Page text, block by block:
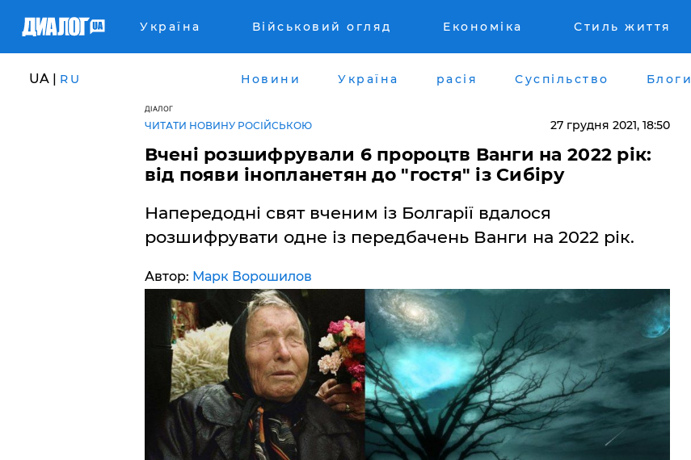
Україна Військовий огляд Економіка Стиль життя
UA | RU Новини Україна расія Суспільство Блоги
ДІАЛОГ
ЧИТАТИ НОВИНУ РОСІЙСЬКОЮ 27 грудня 2021, 18:50
Вчені розшифрували 6 пророцтв Ванги на 2022 рік:
від появи інопланетян до "гостя" із Сибіру
Напередодні свят вченим із Болгарії вдалося
розшифрувати одне із передбачень Ванги на 2022 рік.
Автор: Марк Ворошилов